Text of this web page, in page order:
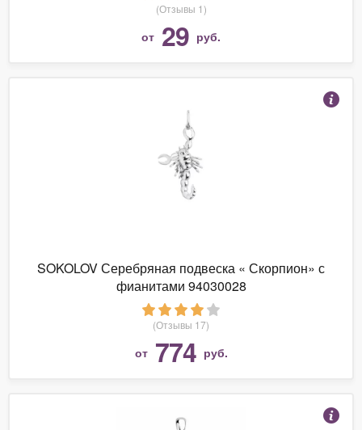
(Отзывы 1)
от 29 руб.
SOKOLOV Серебряная подвеска « Скорпион» с
фианитами 94030028
(Отзывы 17)
от 774 руб.